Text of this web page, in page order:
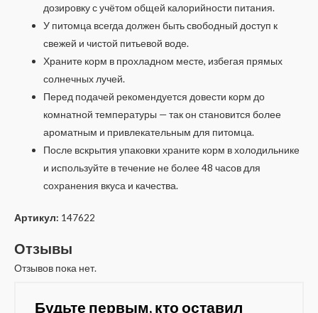
дозировку с учётом общей калорийности питания.
У питомца всегда должен быть свободный доступ к
свежей и чистой питьевой воде.
Храните корм в прохладном месте, избегая прямых
солнечных лучей.
Перед подачей рекомендуется довести корм до
комнатной температуры — так он становится более
ароматным и привлекательным для питомца.
После вскрытия упаковки храните корм в холодильнике
и используйте в течение не более 48 часов для
сохранения вкуса и качества.
Артикул: 147622
Отзывы
Отзывов пока нет.
Будьте первым, кто оставил